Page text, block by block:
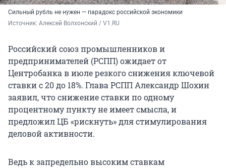
Сильный рубль не нужен — парадокс российской экономики
Источник: Алексей Волхонский / V1.RU
Российский союз промышленников и
предпринимателей (РСПП) ожидает от
Центробанка в июле резкого снижения ключевой
ставки с 20 до 18%. Глава РСПП Александр Шохин
заявил, что снижение ставки по одному
процентному пункту не имеет смысла, и
предложил ЦБ «рискнуть» для стимулирования
деловой активности.
Ведь к запредельно высоким ставкам